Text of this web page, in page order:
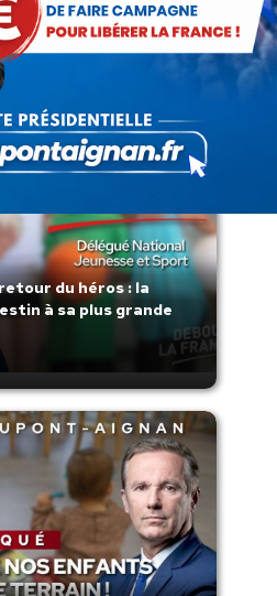
et que l’État
du héros : la
à sa plus grande